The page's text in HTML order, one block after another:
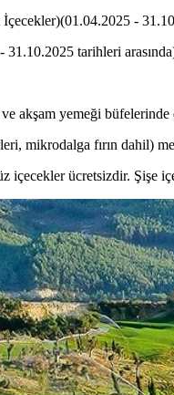
-
tarihleri
akşam yemeği
mikrodalga fırın dahil)
içecekler ücretsizdir. Şişe